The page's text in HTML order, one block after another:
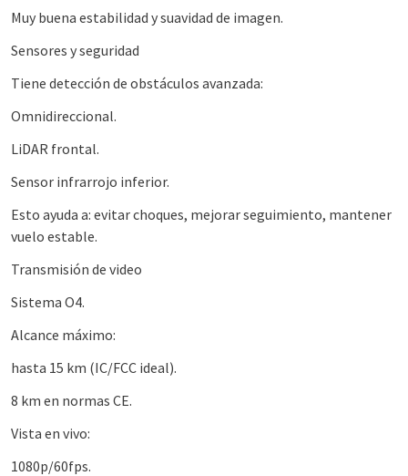
Muy buena estabilidad y suavidad de imagen.
Sensores y seguridad
Tiene detección de obstáculos avanzada:
Omnidireccional.
LiDAR frontal.
Sensor infrarrojo inferior.
Esto ayuda a: evitar choques, mejorar seguimiento, mantener
vuelo estable.
Transmisión de video
Sistema O4.
Alcance máximo:
hasta 15 km (IC/FCC ideal).
8 km en normas CE.
Vista en vivo:
1080p/60fps.